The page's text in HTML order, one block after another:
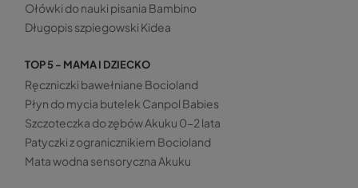
Ołówki do nauki pisania Bambino
Długopis szpiegowski Kidea
TOP 5 - MAMA I DZIECKO
Ręczniczki bawełniane Bocioland
Płyn do mycia butelek Canpol Babies
Szczoteczka do zębów Akuku 0-2 lata
Patyczki z ogranicznikiem Bocioland
Mata wodna sensoryczna Akuku